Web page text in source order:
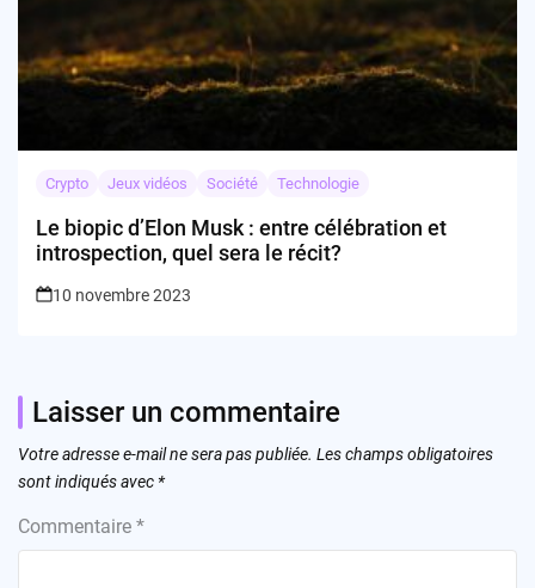
Crypto Jeux vidéos Société Technologie
Le biopic d’Elon Musk : entre célébration et
introspection, quel sera le récit?
10 novembre 2023
Laisser un commentaire
Votre adresse e-mail ne sera pas publiée. Les champs obligatoires
sont indiqués avec *
Commentaire *